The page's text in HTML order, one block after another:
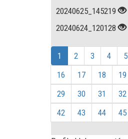
20240625_145219
20240624_120128
1 2 3 4 5
16
17 18 19
29
30 31 32
42
43 44 45